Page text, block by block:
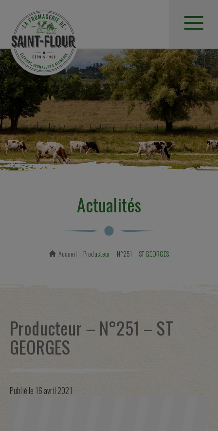
Actualités
Accueil En cours :
Producteur – N°251 – ST GEORGES
Producteur – N°251 – ST
GEORGES
Publié le 16 avril 2021